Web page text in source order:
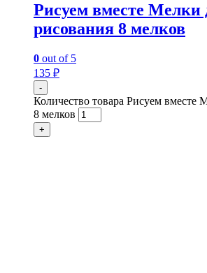
Рисуем вместе Мелки
рисования 8 мелков
0 out of 5
135 ₽
-
Количество товара Рисуем вместе
8 мелков
+